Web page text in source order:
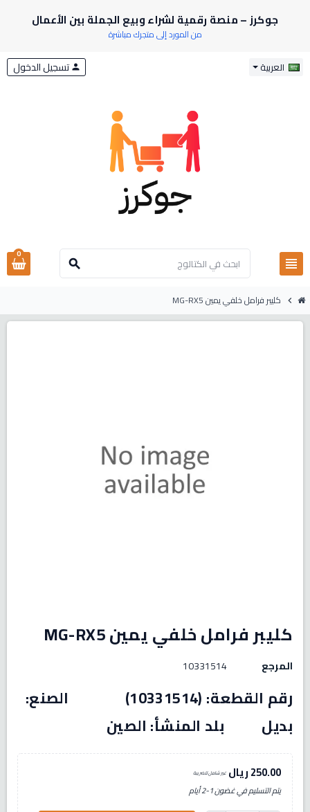
جوكرز – منصة رقمية لشراء وبيع الجملة بين الأعمال
من المورد إلى متجرك مباشرة
العربية
view_headline
search
person تسجيل الدخول
0
chevron_right كليبر فرامل خلفي يمين MG-RX5
كليبر فرامل خلفي يمين MG-RX5
المرجع 10331514
رقم القطعة: (10331514) الصنع:
بديل بلد المنشأ: الصين
250.00 ريال غير شامل للضريبة
يتم التسليم في غضون 1-2 أيام